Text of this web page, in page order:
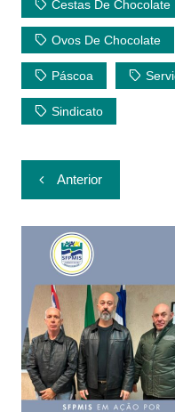
s
A
p
p
e
b
o
o
er y
Cestas De Chocolate
Ovos De Chocolate
Páscoa
Sindicato
Navegação
de
Post
Anterior